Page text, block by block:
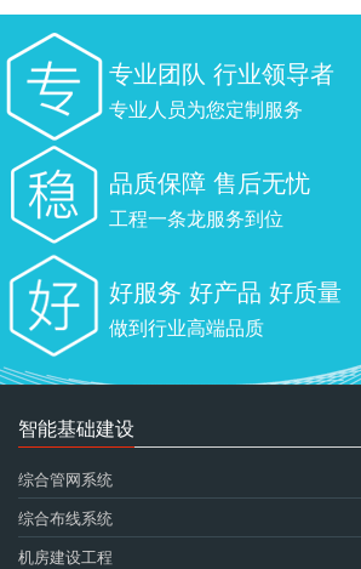
专业团队 行业领导者
专业人员为您定制服务
品质保障 售后无忧
工程一条龙服务到位
好服务 好产品 好质量
做到行业高端品质
智能基础建设
综合管网系统
综合布线系统
机房建设工程